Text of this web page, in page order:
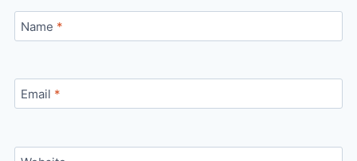
Name *
Email *